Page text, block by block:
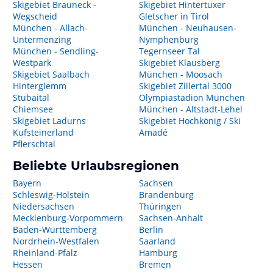
Skigebiet Brauneck -
Wegscheid
München - Allach-
Untermenzing
München - Sendling-
Westpark
Skigebiet Saalbach
Hinterglemm
Stubaital
Chiemsee
Skigebiet Ladurns
Kufsteinerland
Pflerschtal
Skigebiet Hintertuxer
Gletscher in Tirol
München - Neuhausen-
Nymphenburg
Tegernseer Tal
Skigebiet Klausberg
München - Moosach
Skigebiet Zillertal 3000
Olympiastadion München
München - Altstadt-Lehel
Skigebiet Hochkönig / Ski
Amadé
Beliebte Urlaubsregionen
Bayern
Schleswig-Holstein
Niedersachsen
Mecklenburg-Vorpommern
Baden-Württemberg
Nordrhein-Westfalen
Rheinland-Pfalz
Hessen
Sachsen
Brandenburg
Thüringen
Sachsen-Anhalt
Berlin
Saarland
Hamburg
Bremen